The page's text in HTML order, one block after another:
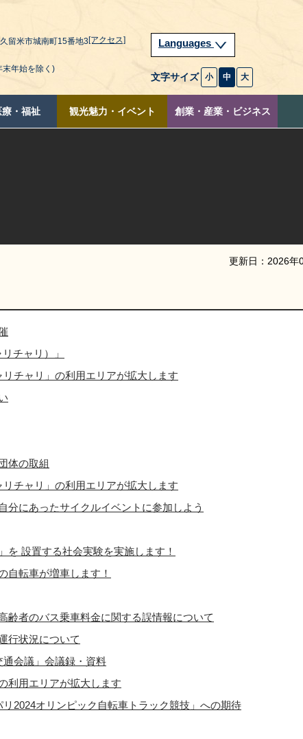
留米市城南町15番地3[アクセス]
末年始を除く)
Languages
文字サイズ 小 中 大
・福祉 観光魅力・イベント 創業・産業・ビジネス
更新日： 2026年
チャリ）」
リチャリ」の利用エリアが拡大します
体の取組
リチャリ」の利用エリアが拡大します
にあったサイクルイベントに参加しよう
を 設置する社会実験を実施します！
自転車が増車します！
齢者のバス乗車料金に関する誤情報について
行状況について
会議」会議録・資料
利用エリアが拡大します
2024オリンピック自転車トラック競技」への期待